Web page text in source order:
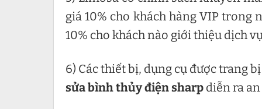
giá 10% cho khách hàng VIP
10% cho khách nào giới thiệu dịch
6) Các thiết bị, dụng cụ được trang
sửa bình thủy điện sharp diễn ra